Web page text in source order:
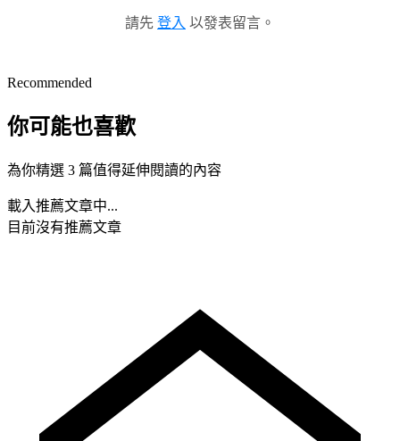
請先 登入 以發表留言。
Recommended
你可能也喜歡
為你精選 3 篇值得延伸閱讀的內容
載入推薦文章中...
目前沒有推薦文章